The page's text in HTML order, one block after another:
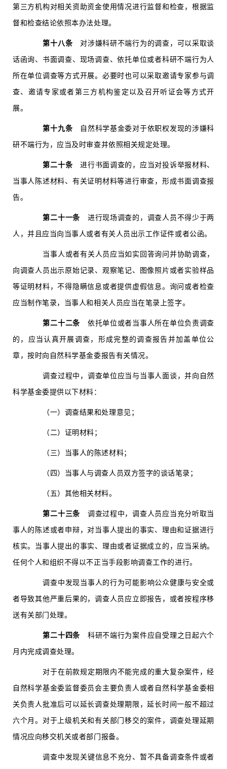
第三方机构对相关资助资金使用情况进行监督和检查，根据监
督和检查结论依照本办法处理。
第十八条 对涉嫌科研不端行为的调查，可以采取谈
话函询、书面调查、现场调查、依托单位或者科研不端行为人
所在单位调查等方式开展。必要时也可以采取邀请专家参与调
查、邀请专家或者第三方机构鉴定以及召开听证会等方式开
展。
第十九条 自然科学基金委对于依职权发现的涉嫌科
研不端行为，应当及时审查并依照相关规定处理。
第二十条 进行书面调查的，应当对投诉举报材料、
当事人陈述材料、有关证明材料等进行审查，形成书面调查报
告。
第二十一条 进行现场调查的，调查人员不得少于两
人，并且应当向当事人或者有关人员出示工作证件或者公函。
当事人或者有关人员应当如实回答询问并协助调查，
向调查人员出示原始记录、观察笔记、图像照片或者实验样品
等证明材料，不得隐瞒信息或者提供虚假信息。询问或者检查
应当制作笔录，当事人和相关人员应当在笔录上签字。
第二十二条 依托单位或者当事人所在单位负责调查
的，应当认真开展调查，形成完整的调查报告并加盖单位公
章，按时向自然科学基金委报告有关情况。
调查过程中，调查单位应当与当事人面谈，并向自然
科学基金委提供以下材料：
（一）调查结果和处理意见；
（二）证明材料；
（三）当事人的陈述材料；
（四）当事人与调查人员双方签字的谈话笔录；
（五）其他相关材料。
第二十三条 调查过程中，调查人员应当充分听取当
事人的陈述或者申辩，对当事人提出的事实、理由和证据进行
核实。当事人提出的事实、理由或者证据成立的，应当采纳。
任何个人和组织不得以不正当手段影响调查工作的进行。
调查中发现当事人的行为可能影响公众健康与安全或
者导致其他严重后果的，调查人员应立即报告，或者按程序移
送有关部门处理。
第二十四条 科研不端行为案件应自受理之日起六个
月内完成调查处理。
对于在前款规定期限内不能完成的重大复杂案件，经
自然科学基金委监督委员会主要负责人或者自然科学基金委相
关负责人批准后可以延长调查处理期限，延长时间一般不超过
六个月。对于上级机关和有关部门移交的案件，调查处理延期
情况应向移交机关或者部门报备。
调查中发现关键信息不充分、暂不具备调查条件或者